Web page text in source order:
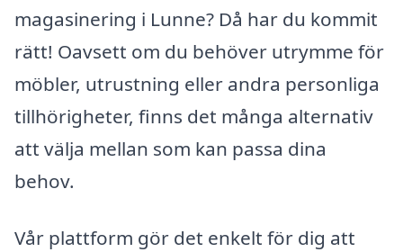
magasinering i Lunne? Då har du kommit
rätt! Oavsett om du behöver utrymme för
möbler, utrustning eller andra personliga
tillhörigheter, finns det många alternativ
att välja mellan som kan passa dina
behov.
Vår plattform gör det enkelt för dig att